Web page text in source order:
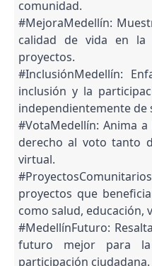
comunidad.
#MejoraMedellín:
calidad de vida en
proyectos.
#InclusiónMedellín:
inclusión y la
independientemente de
#VotaMedellín: Anima
derecho al voto tanto
virtual.
proyectos que
como salud, educación,
#MedellínFuturo:
futuro mejor para
participación ciudadana.